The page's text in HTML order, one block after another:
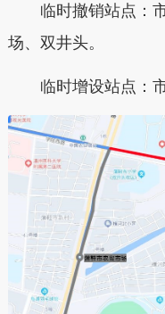
临时撤销站点：
场、双井头。
临时增设站点：